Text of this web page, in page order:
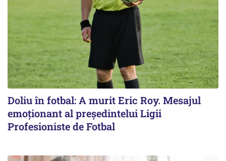
Doliu în fotbal: A murit Eric Roy. Mesajul
emoționant al preşedintelui Ligii
Profesioniste de Fotbal